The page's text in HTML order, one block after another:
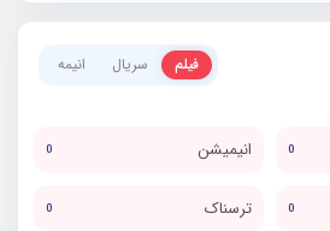
فیلم سریال انیمه
0 انیمیشن 0
0 ترسناک 0